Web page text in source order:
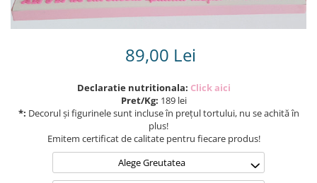
89,00 Lei
Declaratie nutritionala: Click aici
Pret/Kg: 189 lei
*: Decorul și figurinele sunt incluse în prețul tortului, nu se achită în
plus!
Emitem certificat de calitate pentru fiecare produs!
Alege Greutatea